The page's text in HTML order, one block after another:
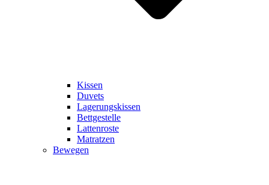
Kissen
Duvets
Lagerungskissen
Bettgestelle
Lattenroste
Matratzen
Bewegen